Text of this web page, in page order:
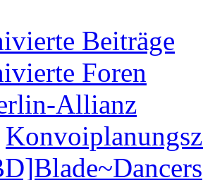
Beiträge
Foren
Allianz